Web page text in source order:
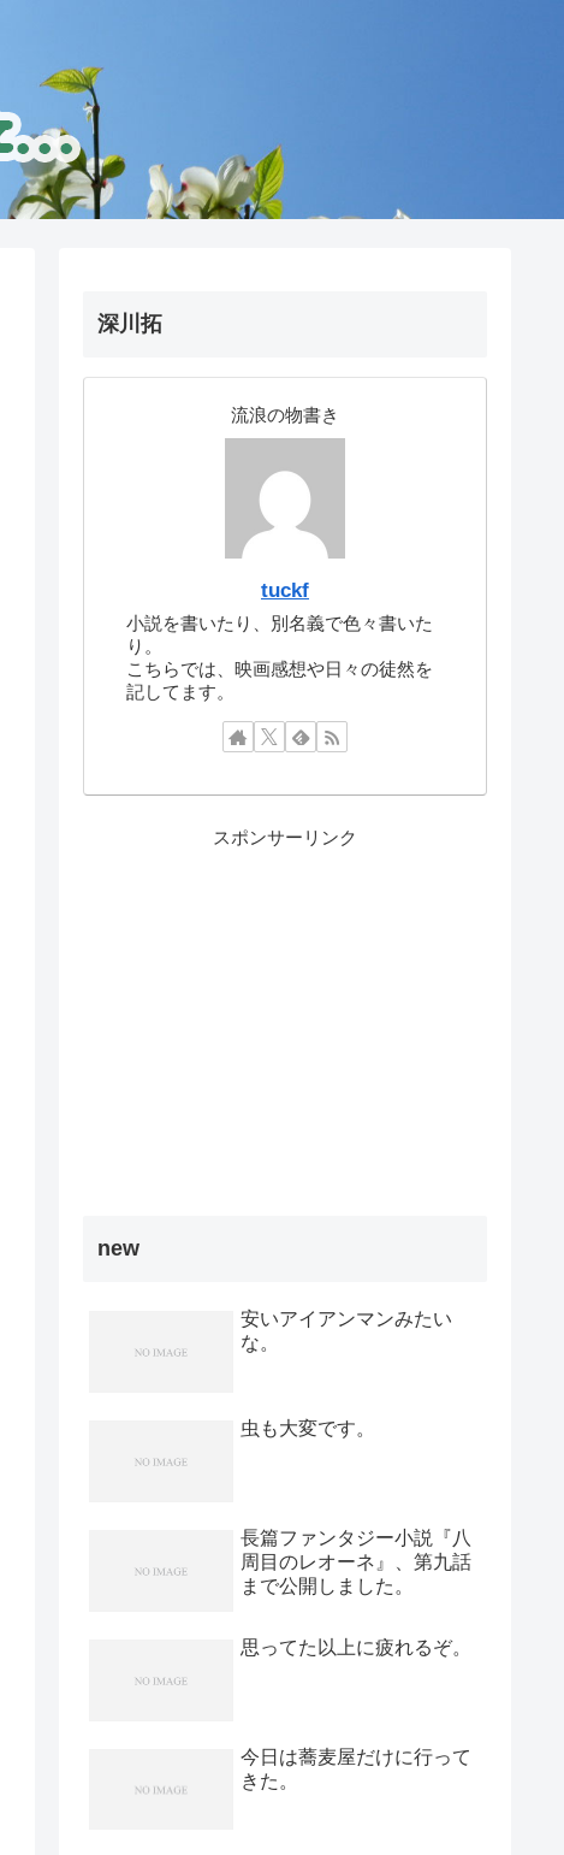
深川拓
流浪の物書き
tuckf
小説を書いたり、別名義で色々書いた
り。
こちらでは、映画感想や日々の徒然を
記してます。
スポンサーリンク
new
安いアイアンマンみたい
な。
虫も大変です。
長篇ファンタジー小説『八
周目のレオーネ』、第九話
まで公開しました。
思ってた以上に疲れるぞ。
今日は蕎麦屋だけに行って
きた。